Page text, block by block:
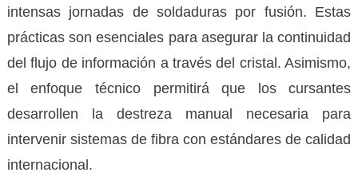
intensas jornadas de soldaduras por fusión. Estas
prácticas son esenciales para asegurar la continuidad
del flujo de información a través del cristal. Asimismo,
el enfoque técnico permitirá que los cursantes
desarrollen la destreza manual necesaria para
intervenir sistemas de fibra con estándares de calidad
internacional.